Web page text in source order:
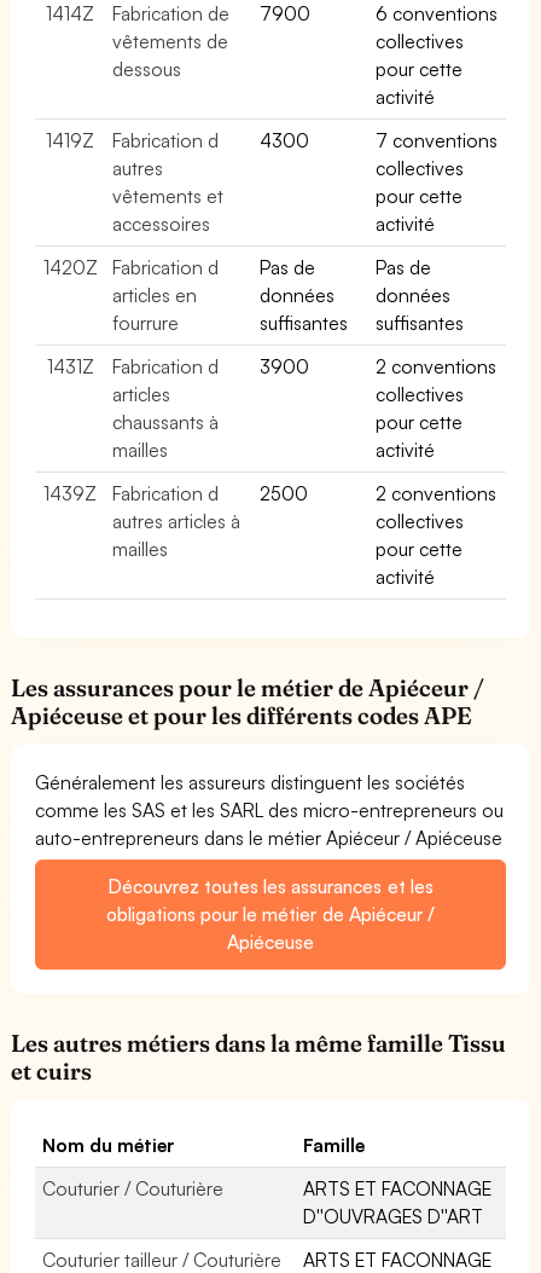
1414Z
Fabrication de
vêtements de
dessous
7900
6 conventions
collectives
pour cette
activité
1419Z
Fabrication d
autres
vêtements et
accessoires
4300
7 conventions
collectives
pour cette
activité
1420Z
Fabrication d
articles en
fourrure
Pas de
données
suffisantes
Pas de
données
suffisantes
1431Z
Fabrication d
articles
chaussants à
mailles
3900
2 conventions
collectives
pour cette
activité
1439Z
Fabrication d
autres articles à
mailles
2500
2 conventions
collectives
pour cette
activité
Les assurances pour le métier de Apiéceur /
Apiéceuse et pour les différents codes APE
Généralement les assureurs distinguent les sociétés
comme les SAS et les SARL des micro-entrepreneurs ou
auto-entrepreneurs dans le métier Apiéceur / Apiéceuse
Découvrez toutes les assurances et les
obligations pour le métier de Apiéceur /
Apiéceuse
Les autres métiers dans la même famille Tissu
et cuirs
Nom du métier
Famille
Couturier / Couturière
ARTS ET FACONNAGE
D''OUVRAGES D''ART
Couturier tailleur / Couturière
ARTS ET FACONNAGE